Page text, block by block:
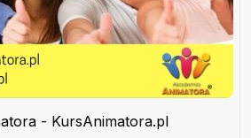
- KursAnimatora.pl